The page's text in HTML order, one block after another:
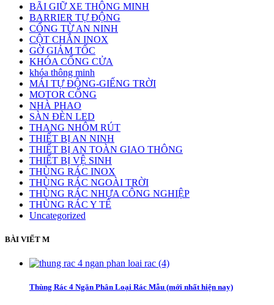
BÃI GIỮ XE THÔNG MINH
BARRIER TỰ ĐỘNG
CỔNG TỪ AN NINH
CỘT CHẮN INOX
GỜ GIẢM TỐC
KHÓA CỔNG CỬA
khóa thông minh
MÁI TỰ ĐỘNG-GIẾNG TRỜI
MOTOR CỔNG
NHÀ PHAO
SÀN ĐÈN LED
THANG NHÔM RÚT
THIẾT BỊ AN NINH
THIẾT BỊ AN TOÀN GIAO THÔNG
THIẾT BỊ VỆ SINH
THÙNG RÁC INOX
THÙNG RÁC NGOÀI TRỜI
THÙNG RÁC NHỰA CÔNG NGHIỆP
THÙNG RÁC Y TẾ
Uncategorized
BÀI VIẾT M
Thùng Rác 4 Ngăn Phân Loại Rác Mẫu (mới nhất hiện nay)